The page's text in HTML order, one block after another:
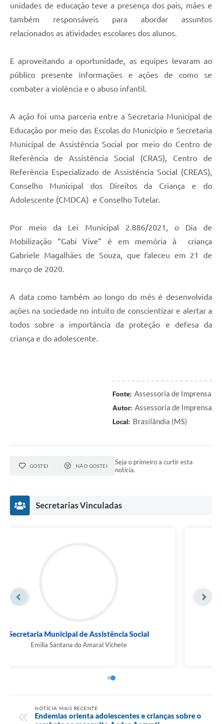
unidades de educação teve a presença dos pais, mães e
também responsáveis para abordar assuntos
relacionados as atividades escolares dos alunos.
E aproveitando a oportunidade, as equipes levaram ao
público presente informações e ações de como se
combater a violência e o abuso infantil.
A ação foi uma parceria entre a Secretaria Municipal de
Educação por meio das Escolas do Município e Secretaria
Municipal de Assistência Social por meio do Centro de
Referência de Assistência Social (CRAS), Centro de
Referência Especializado de Assistência Social (CREAS),
Conselho Municipal dos Direitos da Criança e do
Adolescente (CMDCA) e Conselho Tutelar.
Por meio da Lei Municipal 2.886/2021, o Dia de
Mobilização “Gabi Vive” é em memória à criança
Gabriele Magalhães de Souza, que faleceu em 21 de
março de 2020.
A data como também ao longo do mês é desenvolvida
ações na sociedade no intuito de conscientizar e alertar a
todos sobre a importância da proteção e defesa da
criança e do adolescente.
Fonte: Assessoria de Imprensa
Autor: Assessoria de Imprensa
Local: Brasilândia (MS)
GOSTEI NÃO GOSTEI
Seja o primeiro a curtir esta
notícia.
Secretarias Vinculadas
Secretaria Municipal de Administração
Samuel Telles
NOTÍCIA MAIS RECENTE
Endemias orienta adolescentes e crianças sobre o